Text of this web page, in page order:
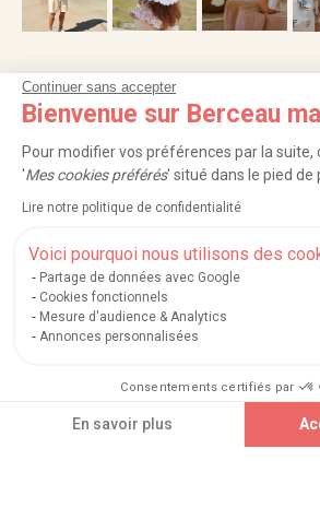
Continuer sans accepter
Bienvenue sur Berceau
Pour modifier vos préférences par la suite,
'Mes cookies préférés' situé dans le pied de
Lire notre politique de confidentialité
Voici pourquoi nous utilisons des
Partage de données avec Google
Cookies fonctionnels
Mesure d'audience & Analytics
Annonces personnalisées
Consentements certifiés par
En savoir plus Ajouter au panier
NOS SERVICES
À PROPOS
LISTES CADEAUX
Service après-vente|FAQ|Rappels de produits|
Nos moyens de paiement